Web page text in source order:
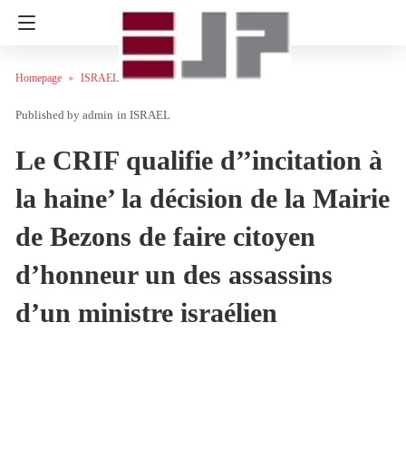
Homepage ISRAEL
admin in ISRAEL
Le CRIF qualifie d’’incitation à
la haine’ la décision de la Mairie
de Bezons de faire citoyen
d’honneur un des assassins
d’un ministre israélien